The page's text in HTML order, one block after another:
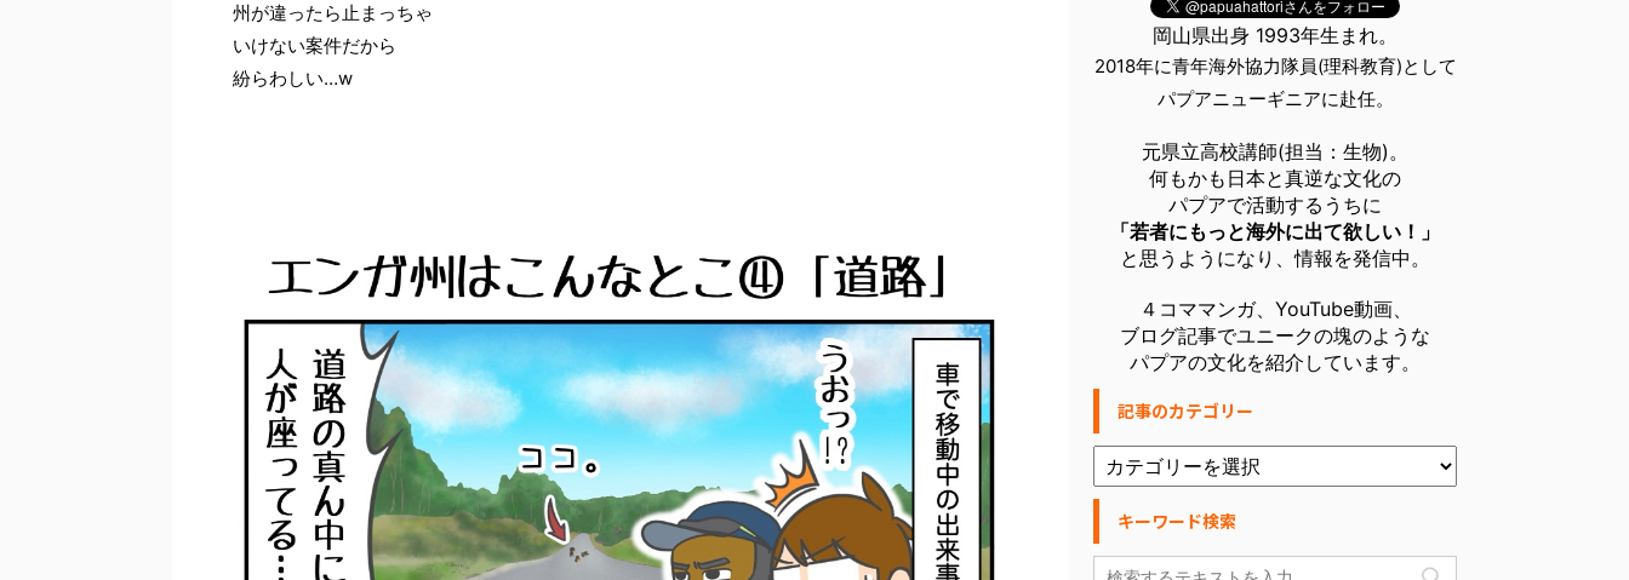
州が違ったら止まっちゃ
いけない案件だから
紛らわしい…w
岡山県出身 1993年生まれ。
2018年に青年海外協力隊員(理科教育)として
パプアニューギニアに赴任。
元県立高校講師(担当：生物)。
何もかも日本と真逆な文化の
パプアで活動するうちに
「若者にもっと海外に出て欲しい！」
と思うようになり、情報を発信中。
４コママンガ、YouTube動画、
ブログ記事でユニークの塊のような
パプアの文化を紹介しています。
記事のカテゴリー
キーワード検索